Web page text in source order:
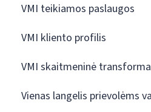
VMI teikiamos paslaugos
VMI kliento profilis
VMI skaitmeninė
Vienas langelis prievolėms